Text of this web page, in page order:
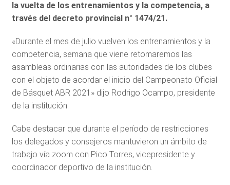
la vuelta de los entrenamientos y la competencia, a
través del decreto provincial n° 1474/21.
«Durante el mes de julio vuelven los entrenamientos y la
competencia, semana que viene retomaremos las
asambleas ordinarias con las autoridades de los clubes
con el objeto de acordar el inicio del Campeonato Oficial
de Básquet ABR 2021» dijo Rodrigo Ocampo, presidente
de la institución.
Cabe destacar que durante el período de restricciones
los delegados y consejeros mantuvieron un ámbito de
trabajo vía zoom con Pico Torres, vicepresidente y
coordinador deportivo de la institución.